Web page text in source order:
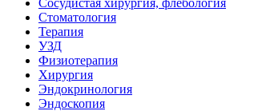
Сосудистая хирургия, флебология
Стоматология
Терапия
УЗД
Физиотерапия
Хирургия
Эндокринология
Эндоскопия